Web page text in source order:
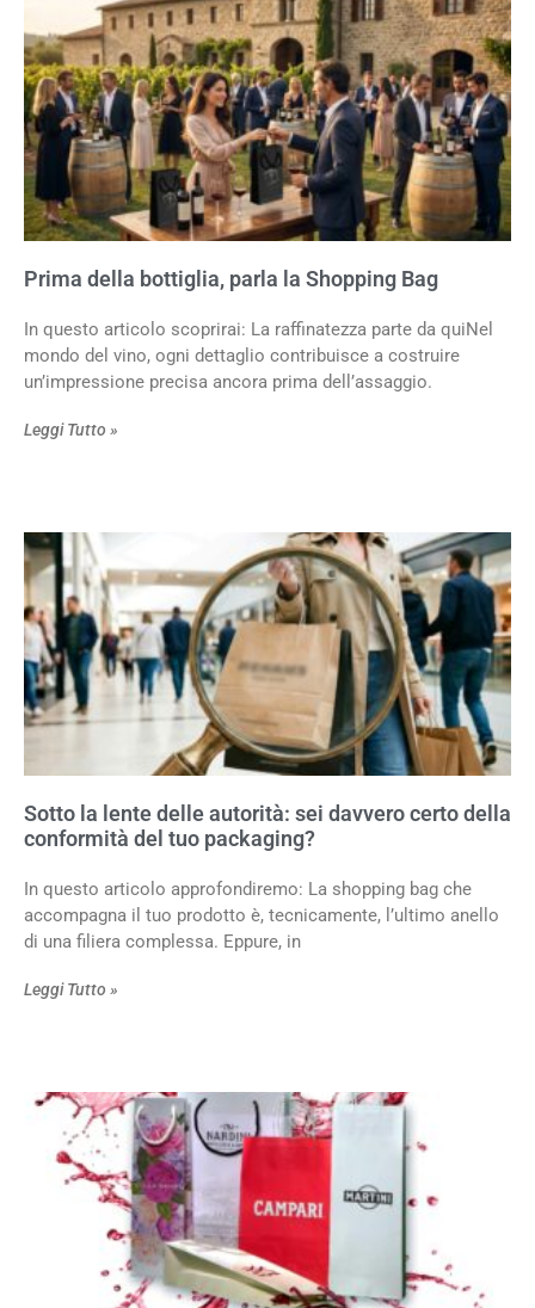
Prima della bottiglia, parla la Shopping Bag
In questo articolo scoprirai: La raffinatezza parte da quiNel
mondo del vino, ogni dettaglio contribuisce a costruire
un’impressione precisa ancora prima dell’assaggio.
Leggi Tutto »
Sotto la lente delle autorità: sei davvero certo della
conformità del tuo packaging?
In questo articolo approfondiremo: La shopping bag che
accompagna il tuo prodotto è, tecnicamente, l’ultimo anello
di una filiera complessa. Eppure, in
Leggi Tutto »